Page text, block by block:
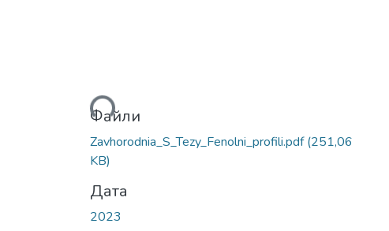
Вантажиться...Файли
Zavhorodnia_S_Tezy_Fenolni_profili.pdf(251,06
KB)
Дата
2023